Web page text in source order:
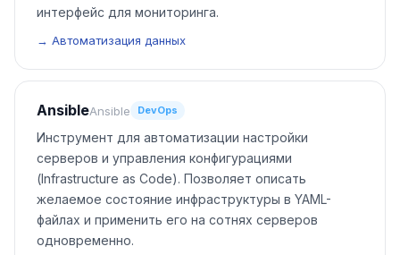
интерфейс для мониторинга.
→ Автоматизация данных
AnsibleAnsible DevOps
Инструмент для автоматизации настройки
серверов и управления конфигурациями
(Infrastructure as Code). Позволяет описать
желаемое состояние инфраструктуры в YAML-
файлах и применить его на сотнях серверов
одновременно.